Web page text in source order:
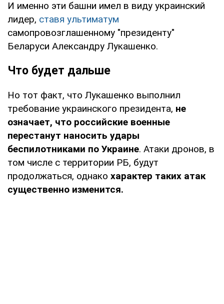
И именно эти башни имел в виду украинский
лидер, ставя ультиматум
самопровозглашенному "президенту"
Беларуси Александру Лукашенко.
Что будет дальше
Но тот факт, что Лукашенко выполнил
требование украинского президента, не
означает, что российские военные
перестанут наносить удары
беспилотниками по Украине. Атаки дронов, в
том числе с территории РБ, будут
продолжаться, однако характер таких атак
существенно изменится.